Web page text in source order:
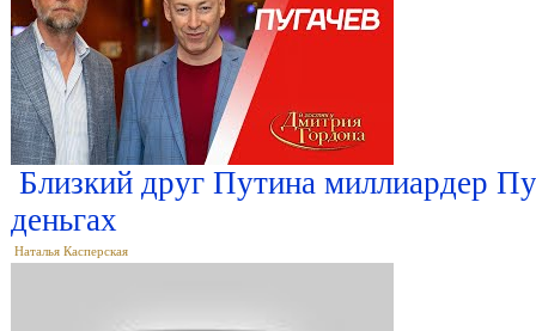
Близкий друг Путина миллиардер
деньгах
Наталья Касперская